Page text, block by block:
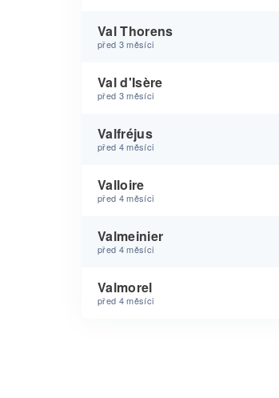
Val Thorens
před 3 měsíci
Val d'Isère
před 3 měsíci
Valfréjus
před 4 měsíci
Valloire
před 4 měsíci
Valmeinier
před 4 měsíci
Valmorel
před 4 měsíci